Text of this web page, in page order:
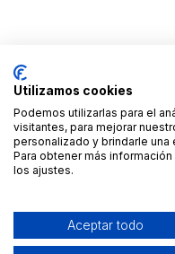
Utilizamos cookies
Podemos utilizarlas para el
visitantes, para mejorar
personalizado y brindarle
Para obtener más
los ajustes.
Aceptar todo